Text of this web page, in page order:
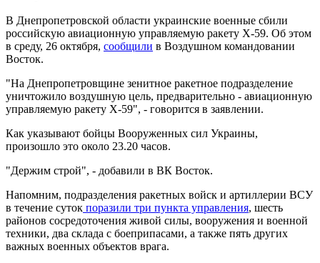
В Днепропетровской области украинские военные сбили
российскую авиационную управляемую ракету Х-59. Об этом
в среду, 26 октября, сообщили в Воздушном командовании
Восток.
"На Днепропетровщине зенитное ракетное подразделение
уничтожило воздушную цель, предварительно - авиационную
управляемую ракету Х-59", - говорится в заявлении.
Как указывают бойцы Вооруженных сил Украины,
произошло это около 23.20 часов.
"Держим строй", - добавили в ВК Восток.
Напомним, подразделения ракетных войск и артиллерии ВСУ
в течение суток поразили три пункта управления, шесть
районов сосредоточения живой силы, вооружения и военной
техники, два склада с боеприпасами, а также пять других
важных военных объектов врага.